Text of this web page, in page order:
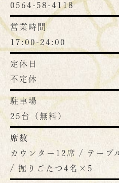
0564-58-4118
営業時間
17:00-24:00
定休日
不定休
駐車場
25台（無料）
席数
カウンター12席 / テー
/ 掘りごたつ4名×5